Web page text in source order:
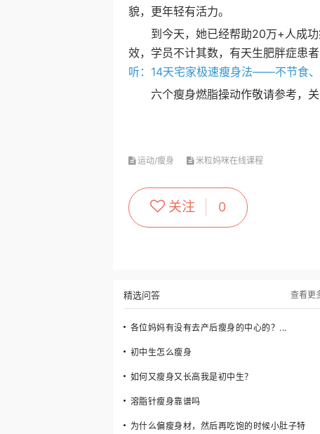
貌，更年轻有活力。
到今天，她已经帮助20万+人成功
效，学员不计其数，有天生肥胖症患
听：14天宅家极速瘦身法——不节食
六个瘦身燃脂操动作敬请参考，关
运动/瘦身 米粒妈咪在线课程
关注 0
精选问答 查看更
各位妈妈有没有去产后瘦身的中心的？...
初中生怎么瘦身
如何又瘦身又长高我是初中生？
溶脂针瘦身靠谱吗
为什么偏瘦身材，然后再吃饱的时候小肚子特